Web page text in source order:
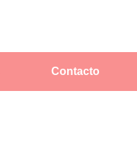
Contacto